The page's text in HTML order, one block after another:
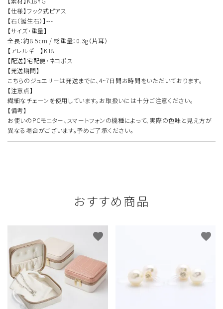
【仕様】フック式ピアス
【石（誕生石）】---
【サイズ・重量】
全長：約8.5cm / 総重量：0.3g（片耳）
【アレルギー】K18
【配送】宅配便・ネコポス
【発送期間】
こちらのジュエリーは発送までに、4~7日間お時間をいただいております。
【注意点】
繊細なチェーンを使用しています。お取扱いには十分ご注意ください。
【備考】
お使いのPCモニター、スマートフォンの機種によって、実際の色味と見え方が
異なる場合がございます。予めご了承ください。
おすすめ商品
favorite favorite